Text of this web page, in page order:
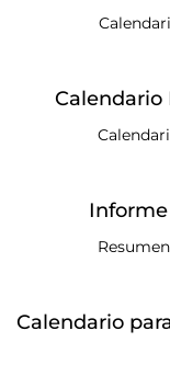
Calendario
Informe
Calendario